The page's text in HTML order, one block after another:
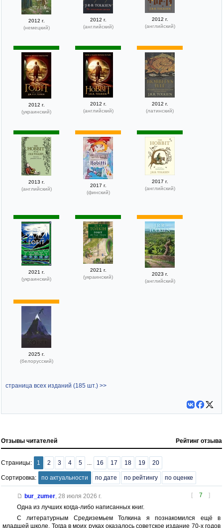
2012 г.
(немецкий)
2012 г.
(английский)
2012 г.
(английский)
2012 г.
(украинский)
2012 г.
(английский)
2012 г.
(латинский)
2013 г.
(английский)
2017 г.
(финский)
2017 г.
(английский)
2021 г.
(украинский)
2021 г.
(украинский)
2023 г.
(английский)
2025 г.
(белорусский)
страница всех изданий (185 шт.) >>
Отзывы читателей Рейтинг отзыва
Страницы: 1 2 3 4 5 ... 16 17 18 19 20
Сортировка: по актуальности по дате по рейтингу по оценке
[ 7 ]
bur_zumer, 28 июля 2026 г.
Одна из лучших когда-либо написанных книг.
С литературным Средиземьем Толкина я познакомился ещё в
младшей школе. Тогда в моих руках оказалось советское издание 70-х годов